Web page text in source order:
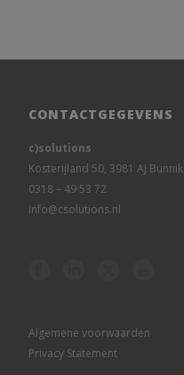
CONTACTGEGEVENS
c)solutions
Kosterijland 50, 3981 AJ Bunnik
0318 – 49 53 72
info@csolutions.nl
Algemene voorwaarden
Privacy Statement